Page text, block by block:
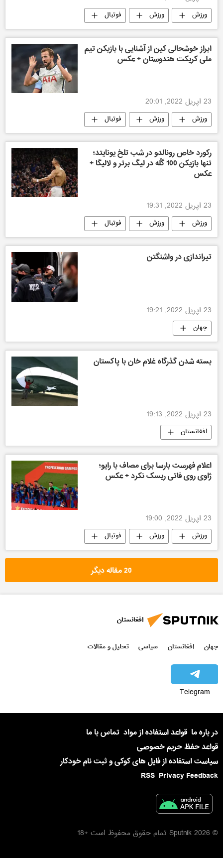
ورزش ورزش فوتبال
ابراز خوشحالی کین از آشنایی با بازیکن تیم
ملی کریکت هندوستان + عکس
23 اپریل 2022, 20:01
ورزش ورزش
فوتبال
کریکت
رکورد خاص رونالدو در شب تلخ یونایتد؛
تنها بازیکن 100 گُله در لیگ برتر و لالیگا +
عکس
23 اپریل 2022, 19:31
ورزش ورزش فوتبال
تیراندازی در واشنگتن
23 اپریل 2022, 19:21
جهان
بسته شدن گذرگاه غلام خان با پاکستان
23 اپریل 2022, 19:13
افغانستان
اعلام فهرست بارسا برای مصاف با رایو؛
ژاوی روی فاتی ریسک نکرد + عکس
23 اپریل 2022, 19:00
ورزش ورزش فوتبال
20 مقاله دیگر
افغانستان
جهان افغانستان سیاسی تحلیل و مقالات
Telegram
در باره ما قواعد استفاده از مواد تماس با ما
قواعد حفظ حریم خصوصی
سیاست استفاده از فایل های کوکی و ثبت نام خودکار
Privacy Feedback
RSS
© 2026 Sputnik تمام حقوق محفوظ است +18